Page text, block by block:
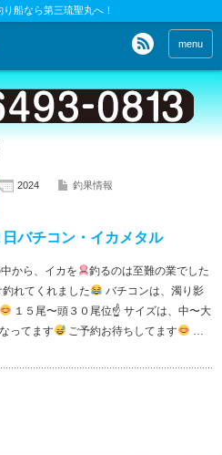
船なら第三琉聖丸へ！
menu
2024 釣果情報
日バチコン・イカメタル
から、イカを
釣るのは至難の業でした
れてくれました
バチコンは、濁り影
１５尾〜頭３０尾位☝ サイズは、中〜大
ってます
ご予約お待ちしてます …